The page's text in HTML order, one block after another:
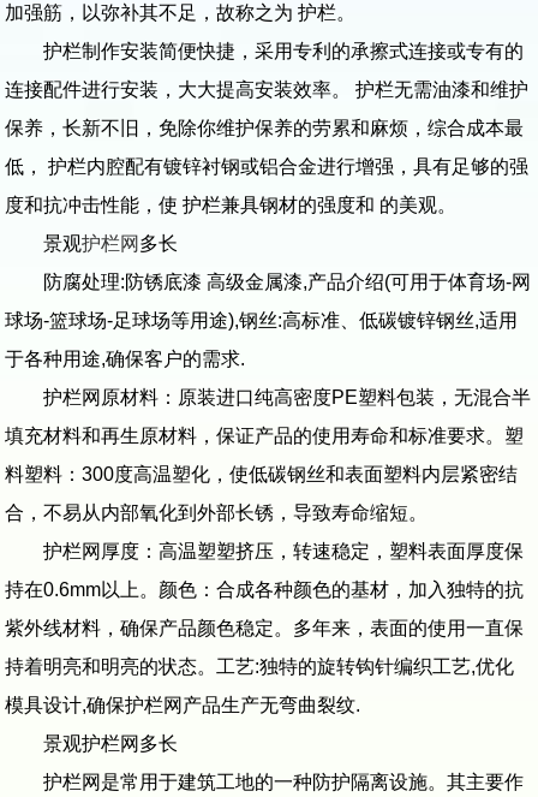
加强筋，以弥补其不足，故称之为 护栏。
护栏制作安装简便快捷，采用专利的承擦式连接或专有的
连接配件进行安装，大大提高安装效率。 护栏无需油漆和维护
保养，长新不旧，免除你维护保养的劳累和麻烦，综合成本最
低， 护栏内腔配有镀锌衬钢或铝合金进行增强，具有足够的强
度和抗冲击性能，使 护栏兼具钢材的强度和 的美观。
景观护栏网 多长
防腐处理:防锈底漆 高级金属漆,产品介绍(可用于体育场-网
球场-篮球场-足球场等用途),钢丝:高标准、低碳镀锌钢丝,适用
于各种用途,确保客户的需求.
护栏网原材料：原装进口纯高密度PE塑料包装，无混合半
填充材料和再生原材料，保证产品的使用寿命和标准要求。塑
料塑料：300度高温塑化，使低碳钢丝和表面塑料内层紧密结
合，不易从内部氧化到外部长锈，导致寿命缩短。
护栏网厚度：高温塑塑挤压，转速稳定，塑料表面厚度保
持在0.6mm以上。颜色：合成各种颜色的基材，加入独特的抗
紫外线材料，确保产品颜色稳定。多年来，表面的使用一直保
持着明亮和明亮的状态。工艺:独特的旋转钩针编织工艺,优化
模具设计,确保护栏网产品生产无弯曲裂纹.
景观护栏网多长
护栏网是常用于建筑工地的一种防护隔离设施。其主要作